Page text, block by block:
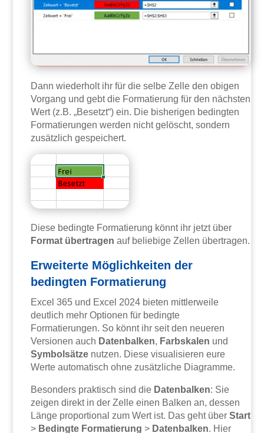
Dann wiederholt ihr für die selbe Zelle den obigen
Vorgang und gebt die Formatierung für den nächsten
Wert (z.B. „Besetzt“) ein. Die bisherigen bedingten
Formatierungen werden nicht gelöscht, sondern
zusätzlich gespeichert.
Diese bedingte Formatierung könnt ihr jetzt über
Format übertragen auf beliebige Zellen übertragen.
Erweiterte Möglichkeiten der
bedingten Formatierung
Excel 365 und Excel 2024 bieten mittlerweile
deutlich mehr Optionen für bedingte
Formatierungen. So könnt ihr seit den neueren
Versionen auch Datenbalken, Farbskalen und
Symbolsätze nutzen. Diese visualisieren eure
Werte automatisch ohne zusätzliche Diagramme.
Besonders praktisch sind die Datenbalken: Sie
zeigen direkt in der Zelle einen Balken an, dessen
Länge proportional zum Wert ist. Das geht überStart
> Bedingte Formatierung > Datenbalken. Hier